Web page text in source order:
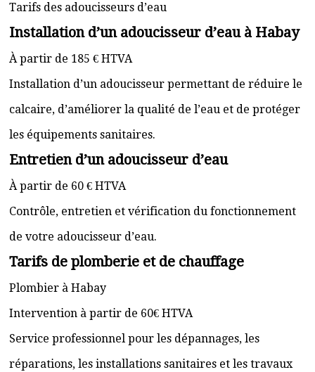
Tarifs des adoucisseurs d’eau
Installation d’un adoucisseur d’eau à Habay
À partir de 185 € HTVA
Installation d’un adoucisseur permettant de réduire le
calcaire, d’améliorer la qualité de l’eau et de protéger
les équipements sanitaires.
Entretien d’un adoucisseur d’eau
À partir de 60 € HTVA
Contrôle, entretien et vérification du fonctionnement
de votre adoucisseur d’eau.
Tarifs de plomberie et de chauffage
Plombier à Habay
Intervention à partir de 60€ HTVA
Service professionnel pour les dépannages, les
réparations, les installations sanitaires et les travaux